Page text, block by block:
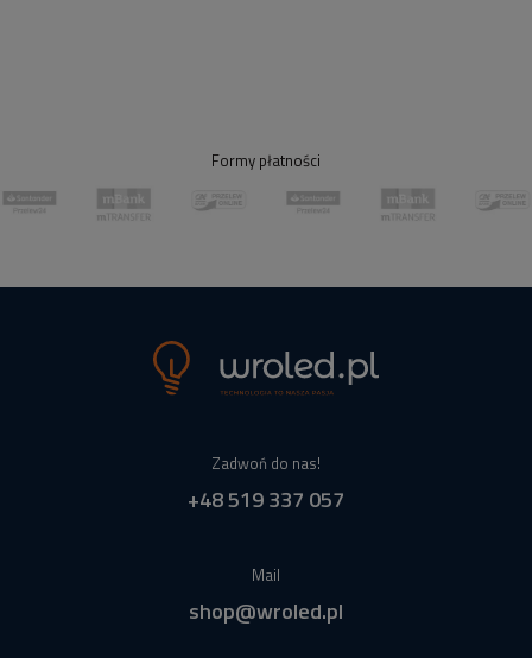
Formy płatności
Zadwoń do nas!
+48 519 337 057
Mail
shop@wroled.pl